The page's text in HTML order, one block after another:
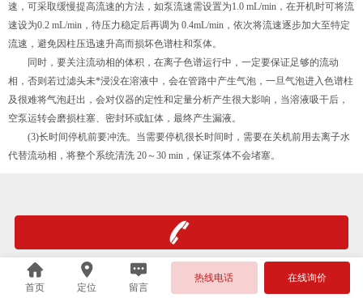
速，可采取缓慢提高流速的方法，如泵流速需设置为1.0 mL/min，在开机时可将流
速设为0.2 mL/min，待压力稳定后再调为 0.4mL/min，依次将流速逐步加大至特定
流速，避免因柱压迅速升高而损坏色谱柱和泵体。
同时，要关注流动相的体积，在离子色谱运行中，一定要保证足够的流动
相，否则若过滤头未*浸没在溶液中，会在管路中产生气泡，一旦气泡进入色谱柱
及很难将气泡赶出，会对仪器的定性和定量分析产生很大影响，当溶液吸干后，
空泵运转会磨损柱塞、密封环或缸体，最终产生漏液。
(3)长时间停机前要冲洗。当需要停机很长时间时，需要在关机前用去离子水
代替流动相，将整个系统清洗 20～30 min，保证泵体不会堵塞。
首页 定位 留言
热线电话 在线询价